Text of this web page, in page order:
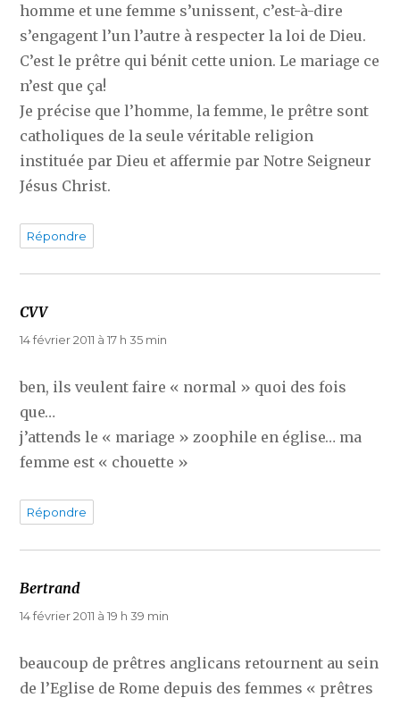
homme et une femme s’unissent, c’est-à-dire
s’engagent l’un l’autre à respecter la loi de Dieu.
C’est le prêtre qui bénit cette union. Le mariage ce
n’est que ça!
Je précise que l’homme, la femme, le prêtre sont
catholiques de la seule véritable religion
instituée par Dieu et affermie par Notre Seigneur
Jésus Christ.
Répondre
CVVdit :
14 février 2011 à 17 h 35 min
ben, ils veulent faire « normal » quoi des fois
que…
j’attends le « mariage » zoophile en église… ma
femme est « chouette »
Répondre
Bertrand
14 février 2011 à 19 h 39 min
beaucoup de prêtres anglicans retournent au sein
de l’Eglise de Rome depuis des femmes « prêtres